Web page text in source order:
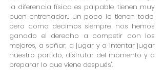
la diferencia física es palpable, tienen muy
buen entrenador.. un poco lo tienen todo,
pero como decimos siempre, nos hemos
ganado el derecho a competir con los
mejores, a soñar, a jugar y a intentar jugar
nuestro partido, disfrutar del momento y a
preparar lo que viene después".